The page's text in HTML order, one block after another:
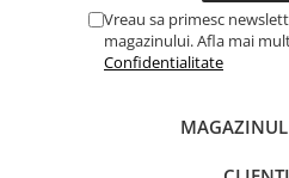
Personalizari
Produse Personalizate
Vreau sa primesc
magazinului. Afla mai
Confidentialitate